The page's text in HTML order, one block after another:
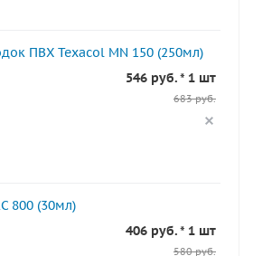
ПВХ Texacol МN 150 (250мл)
546 руб. * 1 шт
683 руб.
800 (30мл)
406 руб. * 1 шт
580 руб.